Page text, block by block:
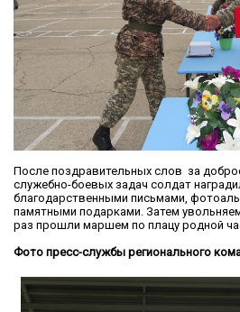
После поздравительных слов за
служебно-боевых задач солдат
благодарственными письмами,
памятными подарками. Затем
раз прошли маршем по плацу родной
Фото пресс-службы регионального